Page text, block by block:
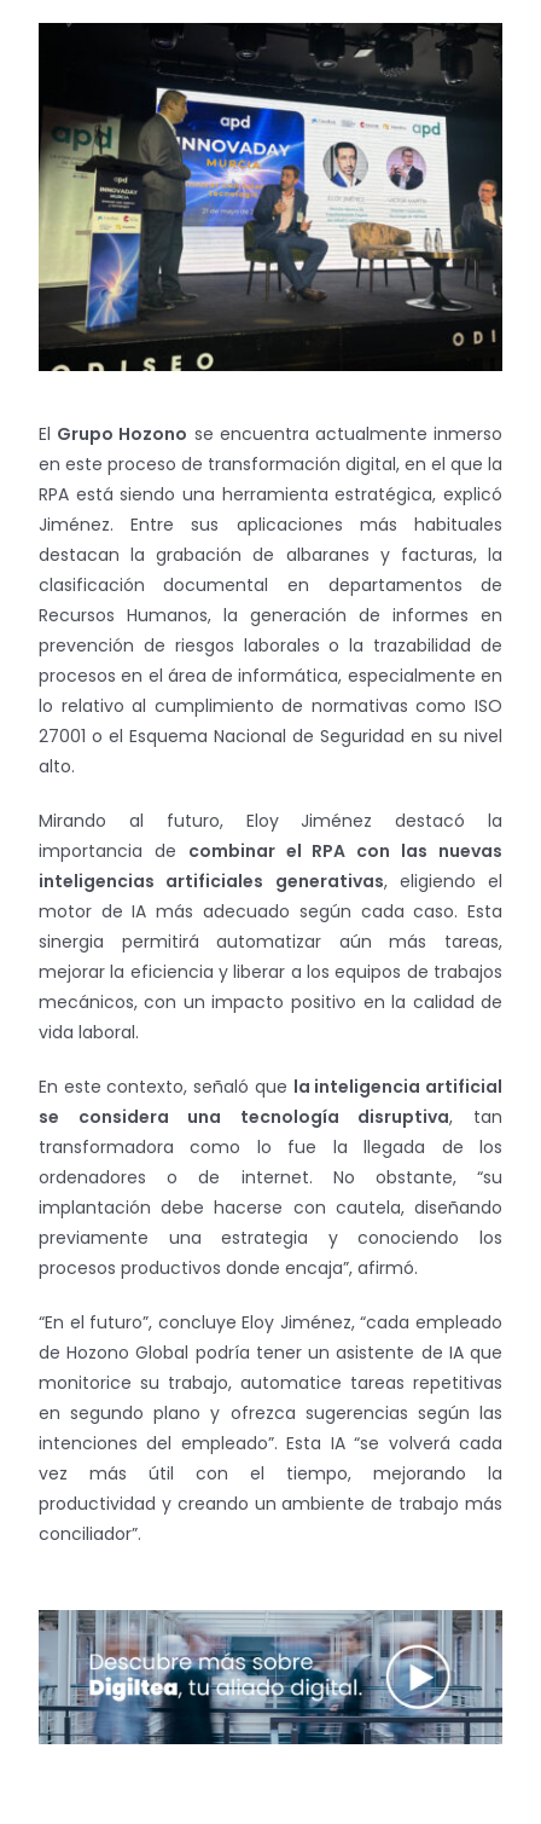
El Grupo Hozono se encuentra actualmente inmerso
en este proceso de transformación digital, en el que la
RPA está siendo una herramienta estratégica, explicó
Jiménez. Entre sus aplicaciones más habituales
destacan la grabación de albaranes y facturas, la
clasificación documental en departamentos de
Recursos Humanos, la generación de informes en
prevención de riesgos laborales o la trazabilidad de
procesos en el área de informática, especialmente en
lo relativo al cumplimiento de normativas como ISO
27001 o el Esquema Nacional de Seguridad en su nivel
alto.
Mirando al futuro, Eloy Jiménez destacó la
importancia de combinar el RPA con las nuevas
inteligencias artificiales generativas, eligiendo el
motor de IA más adecuado según cada caso. Esta
sinergia permitirá automatizar aún más tareas,
mejorar la eficiencia y liberar a los equipos de trabajos
mecánicos, con un impacto positivo en la calidad de
vida laboral.
En este contexto, señaló que la inteligencia artificial
se considera una tecnología disruptiva, tan
transformadora como lo fue la llegada de los
ordenadores o de internet. No obstante, “su
implantación debe hacerse con cautela, diseñando
previamente una estrategia y conociendo los
procesos productivos donde encaja”, afirmó.
“En el futuro”, concluye Eloy Jiménez, “cada empleado
de Hozono Global podría tener un asistente de IA que
monitorice su trabajo, automatice tareas repetitivas
en segundo plano y ofrezca sugerencias según las
intenciones del empleado”. Esta IA “se volverá cada
vez más útil con el tiempo, mejorando la
productividad y creando un ambiente de trabajo más
conciliador”.